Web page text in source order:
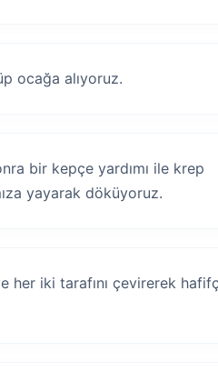
ocağa alıyoruz.
bir kepçe yardımı ile krep
yayarak döküyoruz.
her iki tarafını çevirerek